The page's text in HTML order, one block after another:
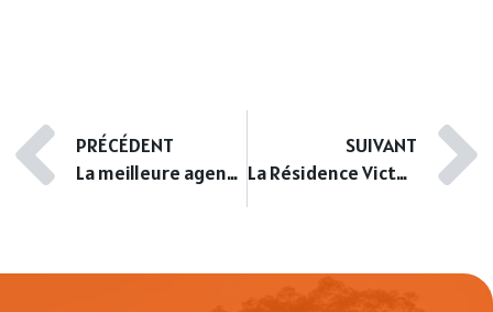
PRÉCÉDENT
La meilleure agence immobilière de Nice
SUIVANT
La Résidence Victoria Cimiez, immeuble haut de gamme à Nice